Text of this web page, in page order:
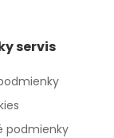
servis
podmienky